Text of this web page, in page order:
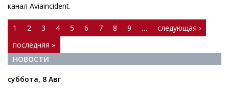
канал Aviaincident.
Страницы
1 2 3 4 5 6 7 8 9 …
следующая ›
последняя »
НОВОСТИ
суббота, 8 Авг